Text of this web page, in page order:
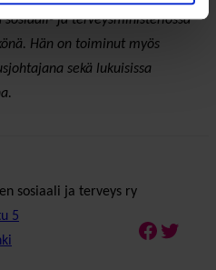
ja terveysministeriössä
Hän on toiminut myös
sekä lukuisissa
sosiaali ja terveys ry
5